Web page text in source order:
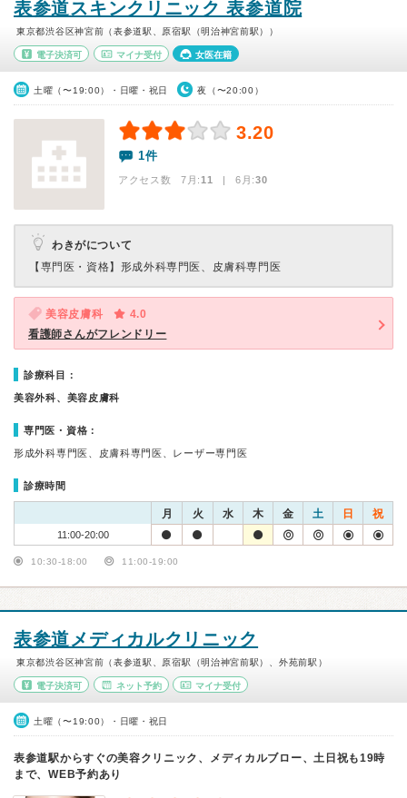
表参道スキンクリニック 表参道院
東京都渋谷区神宮前（表参道駅、原宿駅（明治神宮前駅））
電子決済可 マイナ受付 女医在籍
土曜（〜19:00）・日曜・祝日 夜（〜20:00）
3.20
1件
アクセス数 7月:11 | 6月:30
わきがについて
【専門医・資格】 形成外科専門医、皮膚科専門医
美容皮膚科
4.0
看護師さんがフレンドリー
診療科目：
美容外科、美容皮膚科
専門医・資格：
形成外科専門医、皮膚科専門医、レーザー専門医
診療時間
月 火 水 木 金 土 日 祝
11:00-20:00
10:30-18:00 11:00-19:00
表参道メディカルクリニック
東京都渋谷区神宮前（表参道駅、原宿駅（明治神宮前駅）、外苑前駅）
電子決済可 ネット予約 マイナ受付
土曜（〜19:00）・日曜・祝日
表参道駅からすぐの美容クリニック、メディカルブロー、土日祝も19時
まで、WEB予約あり